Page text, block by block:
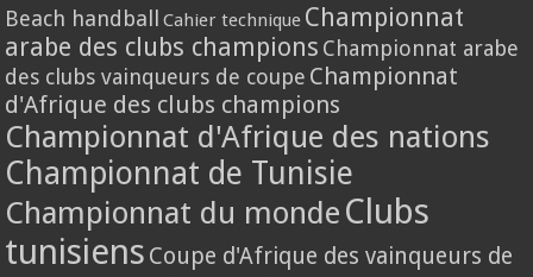
Beach handball Cahier technique Championnat
arabe des clubs champions Championnat arabe
des clubs vainqueurs de coupe Championnat
d'Afrique des clubs champions
Championnat d'Afrique des nations
Championnat de Tunisie
Championnat du monde Clubs
tunisiens Coupe d'Afrique des vainqueurs de